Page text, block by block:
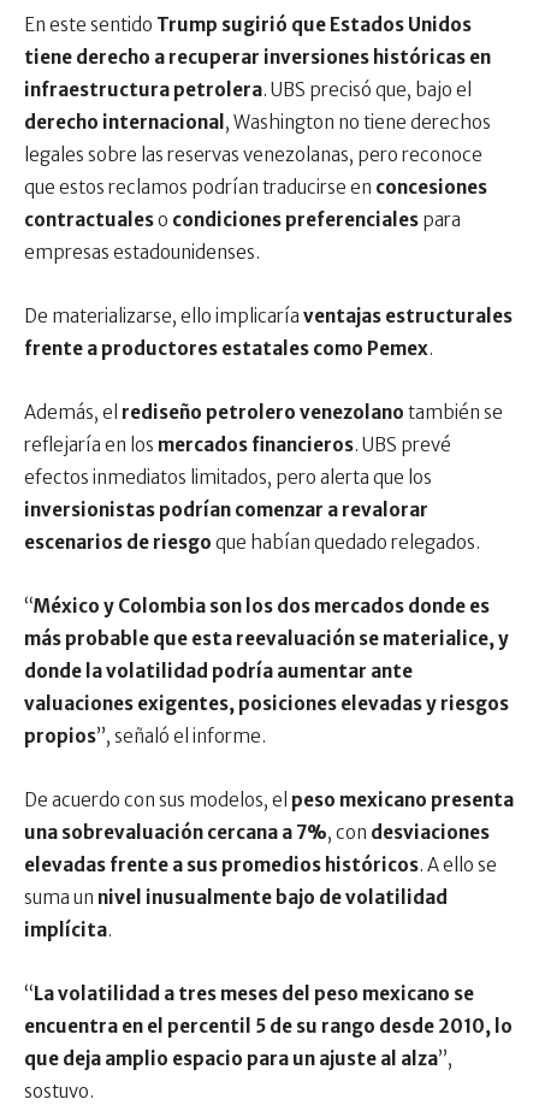
En este sentido Trump sugirió que Estados Unidos
tiene derecho a recuperar inversiones históricas en
infraestructura petrolera. UBS precisó que, bajo el
derecho internacional , Washington no tiene derechos
legales sobre las reservas venezolanas, pero reconoce
que estos reclamos podrían traducirse en concesiones
contractualeso condiciones preferenciales para
empresas estadounidenses.
De materializarse, ello implicaría ventajas estructurales
frente a productores estatales como Pemex.
Además, el rediseño petrolero venezolano también se
reflejaría en los mercados financieros. UBS prevé
efectos inmediatos limitados, pero alerta que los
inversionistas podrían comenzar a revalorar
escenarios de riesgo que habían quedado relegados.
“México y Colombia son los dos mercados donde es
más probable que esta reevaluación se materialice, y
donde la volatilidad podría aumentar ante
valuaciones exigentes, posiciones elevadas y riesgos
propios”, señaló el informe.
De acuerdo con sus modelos, el peso mexicano presenta
una sobrevaluación cercana a 7%, con desviaciones
elevadas frente a sus promedios históricos. A ello se
suma un nivel inusualmente bajo de volatilidad
implícita.
“ La volatilidad a tres meses del peso mexicano se
encuentra en el percentil 5 de su rango desde 2010, lo
que deja amplio espacio para un ajuste al alza”,
sostuvo.